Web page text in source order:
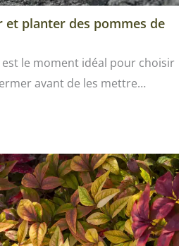
et planter des pommes de
le moment idéal pour choisir
avant de les mettre…